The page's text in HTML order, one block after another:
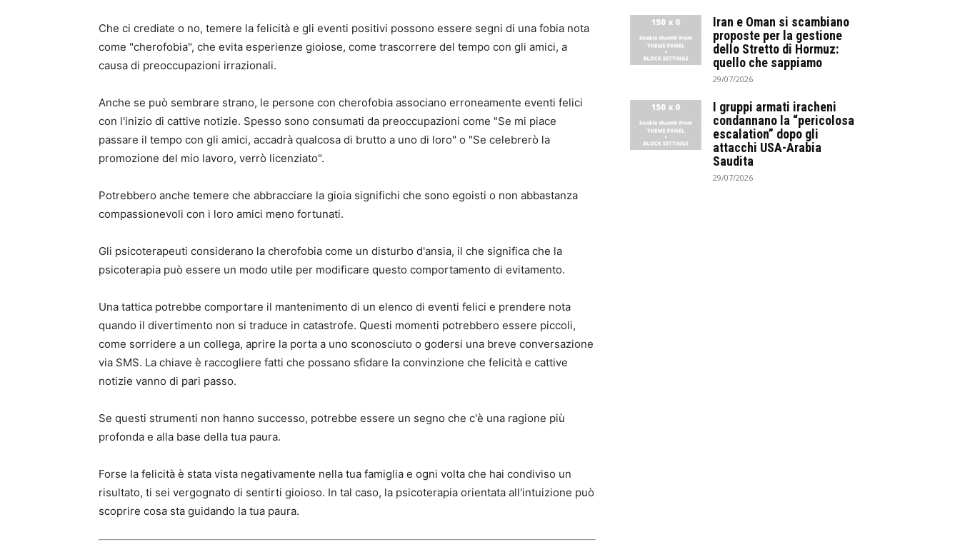
Che ci crediate o no, temere la felicità e gli eventi positivi possono essere segni di una fobia nota
come "cherofobia", che evita esperienze gioiose, come trascorrere del tempo con gli amici, a
causa di preoccupazioni irrazionali.
Anche se può sembrare strano, le persone con cherofobia associano erroneamente eventi felici
con l'inizio di cattive notizie. Spesso sono consumati da preoccupazioni come "Se mi piace
passare il tempo con gli amici, accadrà qualcosa di brutto a uno di loro" o "Se celebrerò la
promozione del mio lavoro, verrò licenziato".
Potrebbero anche temere che abbracciare la gioia significhi che sono egoisti o non abbastanza
compassionevoli con i loro amici meno fortunati.
Gli psicoterapeuti considerano la cherofobia come un disturbo d'ansia, il che significa che la
psicoterapia può essere un modo utile per modificare questo comportamento di evitamento.
Una tattica potrebbe comportare il mantenimento di un elenco di eventi felici e prendere nota
quando il divertimento non si traduce in catastrofe. Questi momenti potrebbero essere piccoli,
come sorridere a un collega, aprire la porta a uno sconosciuto o godersi una breve conversazione
via SMS. La chiave è raccogliere fatti che possano sfidare la convinzione che felicità e cattive
notizie vanno di pari passo.
Se questi strumenti non hanno successo, potrebbe essere un segno che c'è una ragione più
profonda e alla base della tua paura.
Forse la felicità è stata vista negativamente nella tua famiglia e ogni volta che hai condiviso un
risultato, ti sei vergognato di sentirti gioioso. In tal caso, la psicoterapia orientata all'intuizione può
scoprire cosa sta guidando la tua paura.
Iran e Oman si scambiano
proposte per la gestione
dello Stretto di Hormuz:
quello che sappiamo
29/07/2026
I gruppi armati iracheni
condannano la “pericolosa
escalation” dopo gli
attacchi USA-Arabia
Saudita
29/07/2026